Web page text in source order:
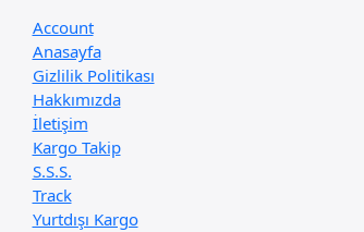
Account
Anasayfa
Gizlilik Politikası
Hakkımızda
İletişim
Kargo Takip
S.S.S.
Track
Yurtdışı Kargo